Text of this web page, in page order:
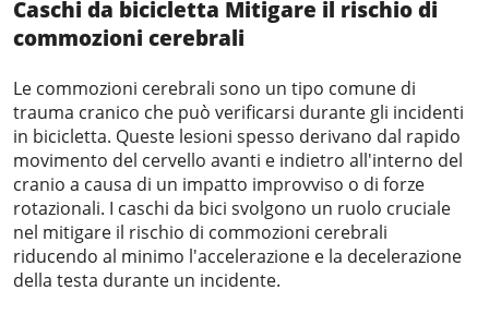
Caschi da bicicletta Mitigare il rischio di
commozioni cerebrali
Le commozioni cerebrali sono un tipo comune di
trauma cranico che può verificarsi durante gli incidenti
in bicicletta. Queste lesioni spesso derivano dal rapido
movimento del cervello avanti e indietro all'interno del
cranio a causa di un impatto improvviso o di forze
rotazionali. I caschi da bici svolgono un ruolo cruciale
nel mitigare il rischio di commozioni cerebrali
riducendo al minimo l'accelerazione e la decelerazione
della testa durante un incidente.